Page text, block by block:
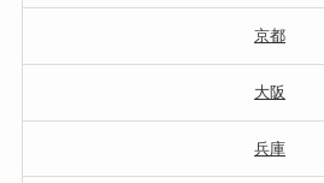
京都
大阪
兵庫